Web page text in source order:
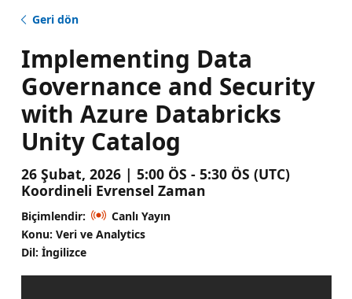
Geri dön
Implementing Data
Governance and Security
with Azure Databricks
Unity Catalog
26 Şubat, 2026 | 5:00 ÖS - 5:30 ÖS (UTC)
Koordineli Evrensel Zaman
Biçimlendir:
Canlı Yayın
Konu: Veri ve Analytics
Dil: İngilizce